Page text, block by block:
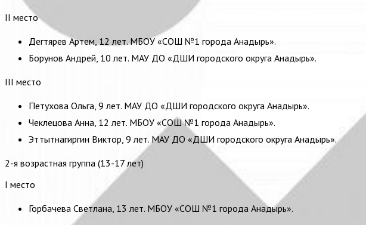
II место
Дегтярев Артем, 12 лет. МБОУ «СОШ №1 города Анадырь».
Борунов Андрей, 10 лет. МАУ ДО «ДШИ городского округа Анадырь».
III место
Петухова Ольга, 9 лет. МАУ ДО «ДШИ городского округа Анадырь».
Чеклецова Анна, 12 лет. МБОУ «СОШ №1 города Анадырь».
Эттытнагиргин Виктор, 9 лет. МАУ ДО «ДШИ городского округа Анадырь».
2-я возрастная группа (13-17 лет)
I место
Горбачева Светлана, 13 лет. МБОУ «СОШ №1 города Анадырь».